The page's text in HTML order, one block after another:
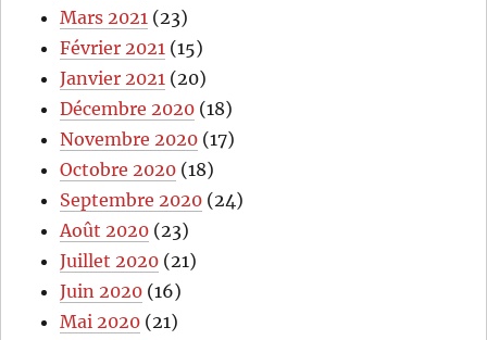
Mars 2021 (23)
Février 2021 (15)
Janvier 2021 (20)
Décembre 2020 (18)
Novembre 2020 (17)
Octobre 2020 (18)
Septembre 2020 (24)
Août 2020 (23)
Juillet 2020 (21)
Juin 2020 (16)
Mai 2020 (21)